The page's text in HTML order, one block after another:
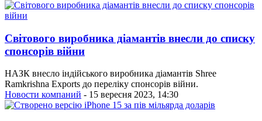
Світового виробника діамантів внесли до списку
спонсорів війни
НАЗК внесло індійського виробника діамантів Shree
Ramkrishna Exports до переліку спонсорів війни.
Новости компаний - 15 вересня 2023, 14:30